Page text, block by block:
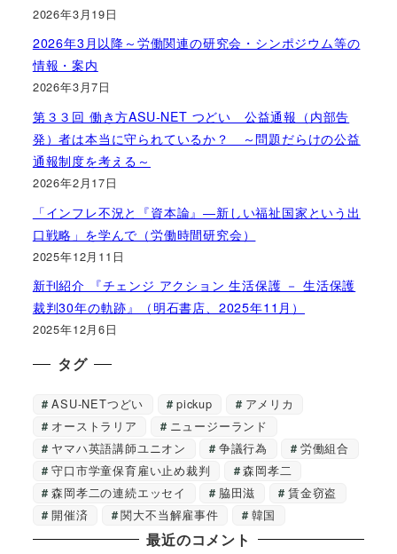
2026年3月19日
2026年3月以降～労働関連の研究会・シンポジウム等の
情報・案内
2026年3月7日
第３３回 働き方ASU-NET つどい 公益通報（内部告
発）者は本当に守られているか？ ～問題だらけの公益
通報制度を考える～
2026年2月17日
「インフレ不況と『資本論』―新しい福祉国家という出
口戦略」を学んで（労働時間研究会）
2025年12月11日
新刊紹介 『チェンジ アクション 生活保護 － 生活保護
裁判30年の軌跡』（明石書店、2025年11月）
2025年12月6日
タグ
ASU-NETつどい pickup
アメリカ
オーストラリア
ニュージーランド
ヤマハ英語講師ユニオン
争議行為
労働組合
守口市学童保育雇い止め裁判
森岡孝二
森岡孝二の連続エッセイ
脇田滋
賃金窃盗
開催済
関大不当解雇事件 韓国
最近のコメント